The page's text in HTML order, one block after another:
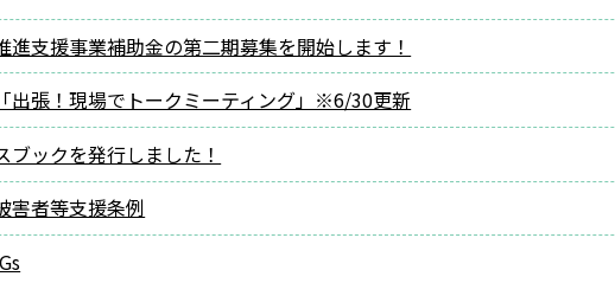
進支援事業補助金の第二期募集を開始します！
出張！現場でトークミーティング」※6/30更新
ブックを発行しました！
害者等支援条例